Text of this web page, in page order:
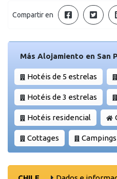
Compartir en
Más Alojamiento en San
Hotéis de 5 estrelas
Hotéis de 3 estrelas
Hotéis residencial
Cottages Campings